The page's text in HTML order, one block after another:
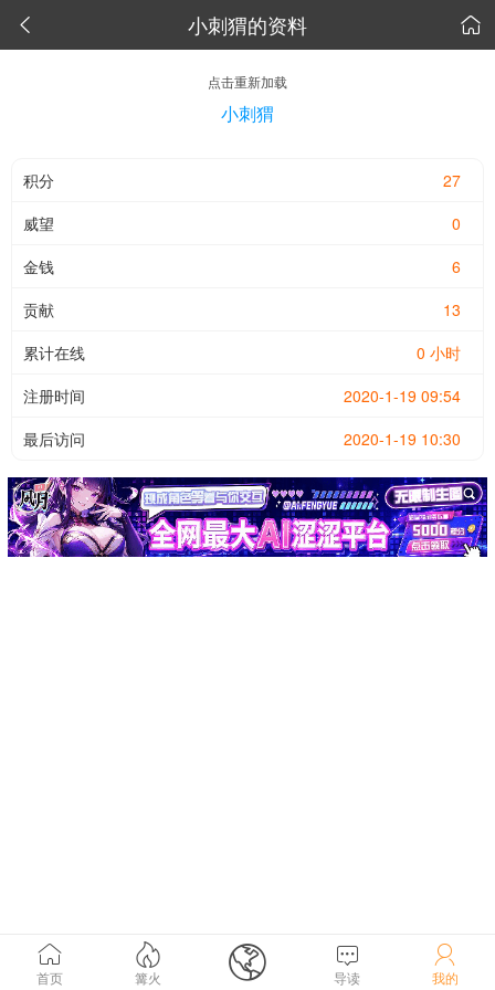
 小刺猬的资料 
点击重新加载
小刺猬
27
积分
0
威望
6
金钱
13
贡献
0 小时
累计在线
2020-1-19 09:54
注册时间
2020-1-19 10:30
最后访问

首页

篝火  
导读

我的